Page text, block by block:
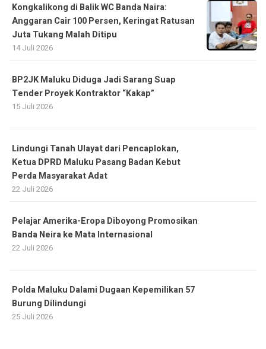
Kongkalikong di Balik WC Banda Naira:
Anggaran Cair 100 Persen, Keringat Ratusan
Juta Tukang Malah Ditipu
14 Juli 2026
BP2JK Maluku Diduga Jadi Sarang Suap
Tender Proyek Kontraktor “Kakap”
15 Juli 2026
Lindungi Tanah Ulayat dari Pencaplokan,
Ketua DPRD Maluku Pasang Badan Kebut
Perda Masyarakat Adat
22 Juli 2026
Pelajar Amerika-Eropa Diboyong Promosikan
Banda Neira ke Mata Internasional
22 Juli 2026
Polda Maluku Dalami Dugaan Kepemilikan 57
Burung Dilindungi
25 Juli 2026